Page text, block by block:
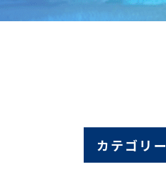
カテゴリー